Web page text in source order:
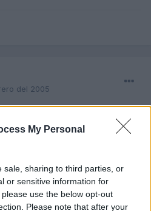
My Personal
sale, sharing to third parties, or
or sensitive information for
use the below opt-out
Please note that after your
del 2005
un carro que me pillaria si me lo
pocos kms y perfecto estado...y
precioso, por cierto. Una